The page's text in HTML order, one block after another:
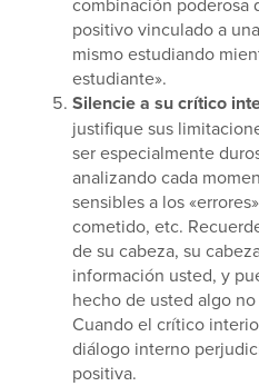
positivo vinculado a
mismo estudiando
estudiante».
Silencie a su crítico
justifique sus
ser especialmente
analizando cada
sensibles a los
cometido, etc.
de su cabeza, su
información usted, y
hecho de usted algo
Cuando el crítico
diálogo interno
positiva.